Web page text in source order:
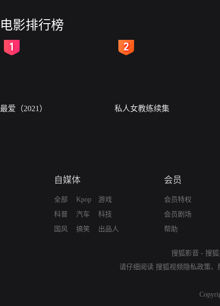
电影排行榜
最爱（2021） 私人女教练续集
自媒体
全部
科普
国风
Kpop
汽车
搞笑
游戏
科技
出品人
会员
会员特权
会员剧场
帮助
搜狐影音 - 搜
请仔细阅读 搜狐视频隐私政策、